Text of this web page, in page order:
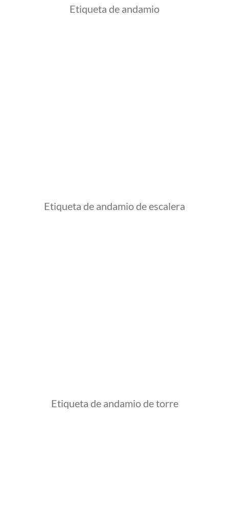
Etiqueta de andamio
Etiqueta de andamio de escalera
Etiqueta de andamio de torre